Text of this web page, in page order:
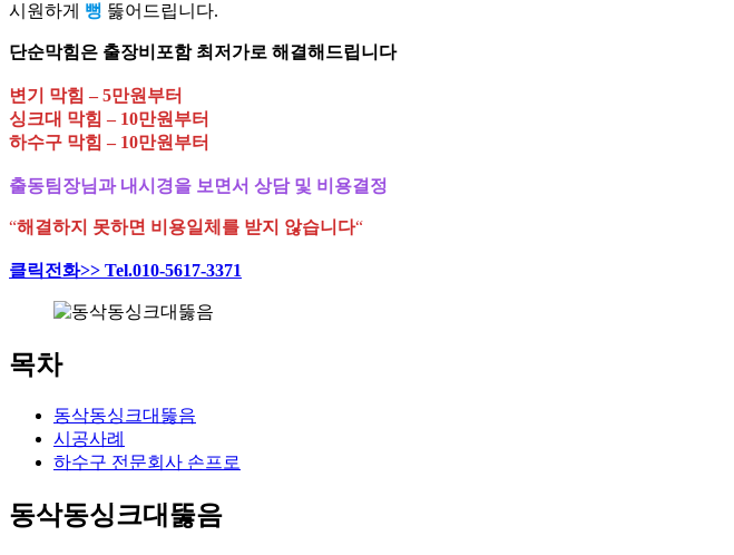
시원하게 뻥 뚫어드립니다.
단순막힘은 출장비포함 최저가로 해결해드립니다
변기 막힘 – 5만원부터
싱크대 막힘 – 10만원부터
하수구 막힘 – 10만원부터
출동팀장님과 내시경을 보면서 상담 및 비용결정
“해결하지 못하면 비용일체를 받지 않습니다“
클릭전화>> Tel.010-5617-3371
목차
동삭동싱크대뚫음
시공사례
하수구 전문회사 손프로
동삭동싱크대뚫음